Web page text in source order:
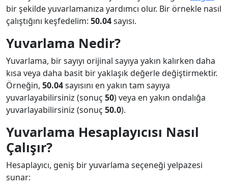
bir şekilde yuvarlamanıza yardımcı olur. Bir örnekle nasıl
çalıştığını keşfedelim: 50.04sayısı.
Yuvarlama Nedir?
Yuvarlama, bir sayıyı orijinal sayıya yakın kalırken daha
kısa veya daha basit bir yaklaşık değerle değiştirmektir.
Örneğin, 50.04sayısını en yakın tam sayıya
yuvarlayabilirsiniz (sonuç 50) veya en yakın ondalığa
yuvarlayabilirsiniz (sonuç 50.0).
Yuvarlama Hesaplayıcısı Nasıl
Çalışır?
Hesaplayıcı, geniş bir yuvarlama seçeneği yelpazesi
sunar: